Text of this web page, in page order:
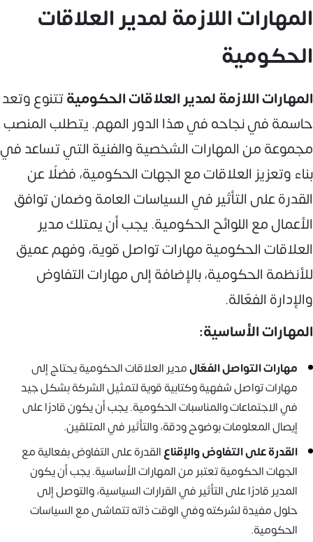
المهارات اللازمة لمدير العلاقات
الحكومية
المهارات اللازمة لمدير العلاقات الحكوميةتتنوع وتعد
حاسمة في نجاحه في هذا الدور المهم. يتطلب المنصب
مجموعة من المهارات الشخصية والفنية التي تساعد في
بناء وتعزيز العلاقات مع الجهات الحكومية، فضلًا عن
القدرة على التأثير في السياسات العامة وضمان توافق
الأعمال مع اللوائح الحكومية. يجب أن يمتلك مدير
العلاقات الحكومية مهارات تواصل قوية، وفهم عميق
للأنظمة الحكومية، بالإضافة إلى مهارات التفاوض
والإدارة الفعّالة.
المهارات الأساسية:
مهارات التواصل الفعّالمدير العلاقات الحكومية يحتاج إلى
مهارات تواصل شفهية وكتابية قوية لتمثيل الشركة بشكل جيد
في الاجتماعات والمناسبات الحكومية. يجب أن يكون قادرًا على
إيصال المعلومات بوضوح ودقة، والتأثير في المتلقين.
القدرة على التفاوض والإقناعالقدرة على التفاوض بفعالية مع
الجهات الحكومية تعتبر من المهارات الأساسية. يجب أن يكون
المدير قادرًا على التأثير في القرارات السياسية، والتوصل إلى
حلول مفيدة لشركته وفي الوقت ذاته تتماشى مع السياسات
الحكومية.